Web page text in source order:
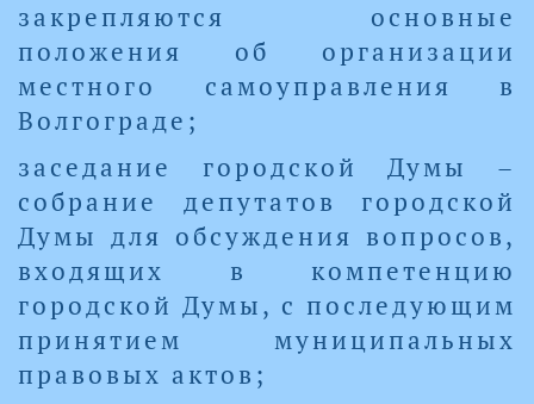
закрепляются основные
положения об организации
местного самоуправления в
Волгограде;
заседание городской Думы –
собрание депутатов городской
Думы для обсуждения вопросов,
входящих в компетенцию
городской Думы, с последующим
принятием муниципальных
правовых актов;